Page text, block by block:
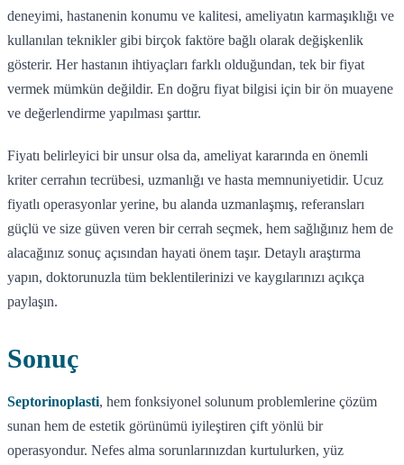
deneyimi, hastanenin konumu ve kalitesi, ameliyatın karmaşıklığı ve
kullanılan teknikler gibi birçok faktöre bağlı olarak değişkenlik
gösterir. Her hastanın ihtiyaçları farklı olduğundan, tek bir fiyat
vermek mümkün değildir. En doğru fiyat bilgisi için bir ön muayene
ve değerlendirme yapılması şarttır.
Fiyatı belirleyici bir unsur olsa da, ameliyat kararında en önemli
kriter cerrahın tecrübesi, uzmanlığı ve hasta memnuniyetidir. Ucuz
fiyatlı operasyonlar yerine, bu alanda uzmanlaşmış, referansları
güçlü ve size güven veren bir cerrah seçmek, hem sağlığınız hem de
alacağınız sonuç açısından hayati önem taşır. Detaylı araştırma
yapın, doktorunuzla tüm beklentilerinizi ve kaygılarınızı açıkça
paylaşın.
Sonuç
Septorinoplasti, hem fonksiyonel solunum problemlerine çözüm
sunan hem de estetik görünümü iyileştiren çift yönlü bir
operasyondur. Nefes alma sorunlarınızdan kurtulurken, yüz